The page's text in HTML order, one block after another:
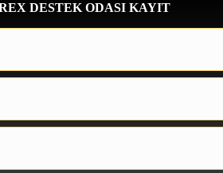
DESTEK ODASI KAYIT